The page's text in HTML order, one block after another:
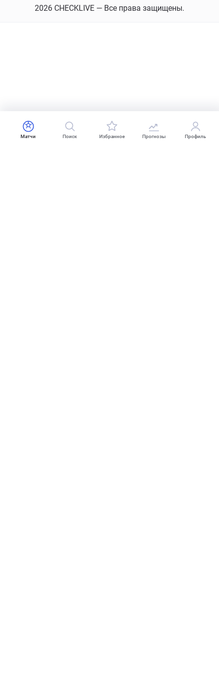
2026 CHECKLIVE — Все права защищены.
Матчи Поиск Избранное Прогнозы Профиль